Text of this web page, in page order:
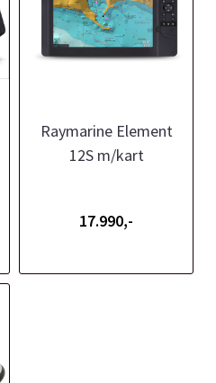
Raymarine Element
12S m/kart
17.990,-